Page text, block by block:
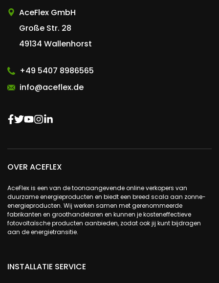
AceFlex GmbH
Große Str. 28
49134 Wallenhorst
+49 5407 8986565
info@aceflex.de
OVER ACEFLEX
AceFlex is een van de toonaangevende online verkopers van
duurzame energieproducten en biedt een breed scala aan zonne-
energieproducten. Wij werken samen met gerenommeerde
fabrikanten en groothandelaren en kunnen je kosteneffectieve
fotovoltaïsche producten aanbieden, zodat ook jij kunt bijdragen
aan de energietransitie.
INSTALLATIE SERVICE